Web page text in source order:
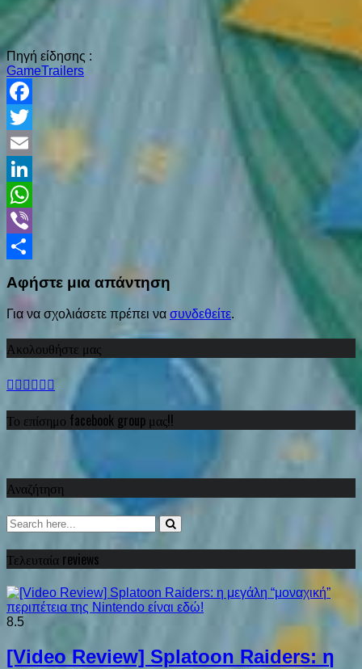
Πηγή είδησης :
GameTrailers
Facebook
Twitter
Email
LinkedIn
WhatsApp
Viber
Αφήστε μια απάντηση
Για να σχολιάσετε πρέπει να συνδεθείτε.
Ακολουθήστε μας
Το επίσημο facebook group μας!!
Αναζήτηση
Τελευταία reviews
8.5
[Video Review] Splatoon Raiders: η